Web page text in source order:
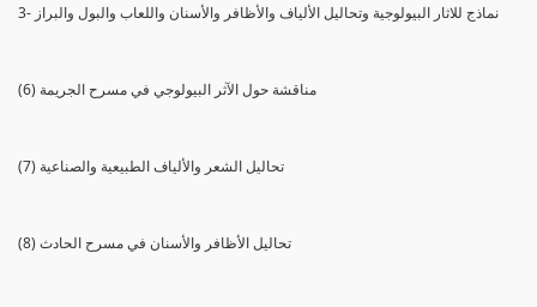
3- نماذج للاثار البيولوجية وتحاليل الألياف والأظافر والأسنان واللعاب والبول والبراز
(6) مناقشة حول الآثر البيولوجي في مسرح الجريمة
(7) تحاليل الشعر والألياف الطبيعية والصناعية
(8) تحاليل الأظافر والأسنان في مسرح الحادث